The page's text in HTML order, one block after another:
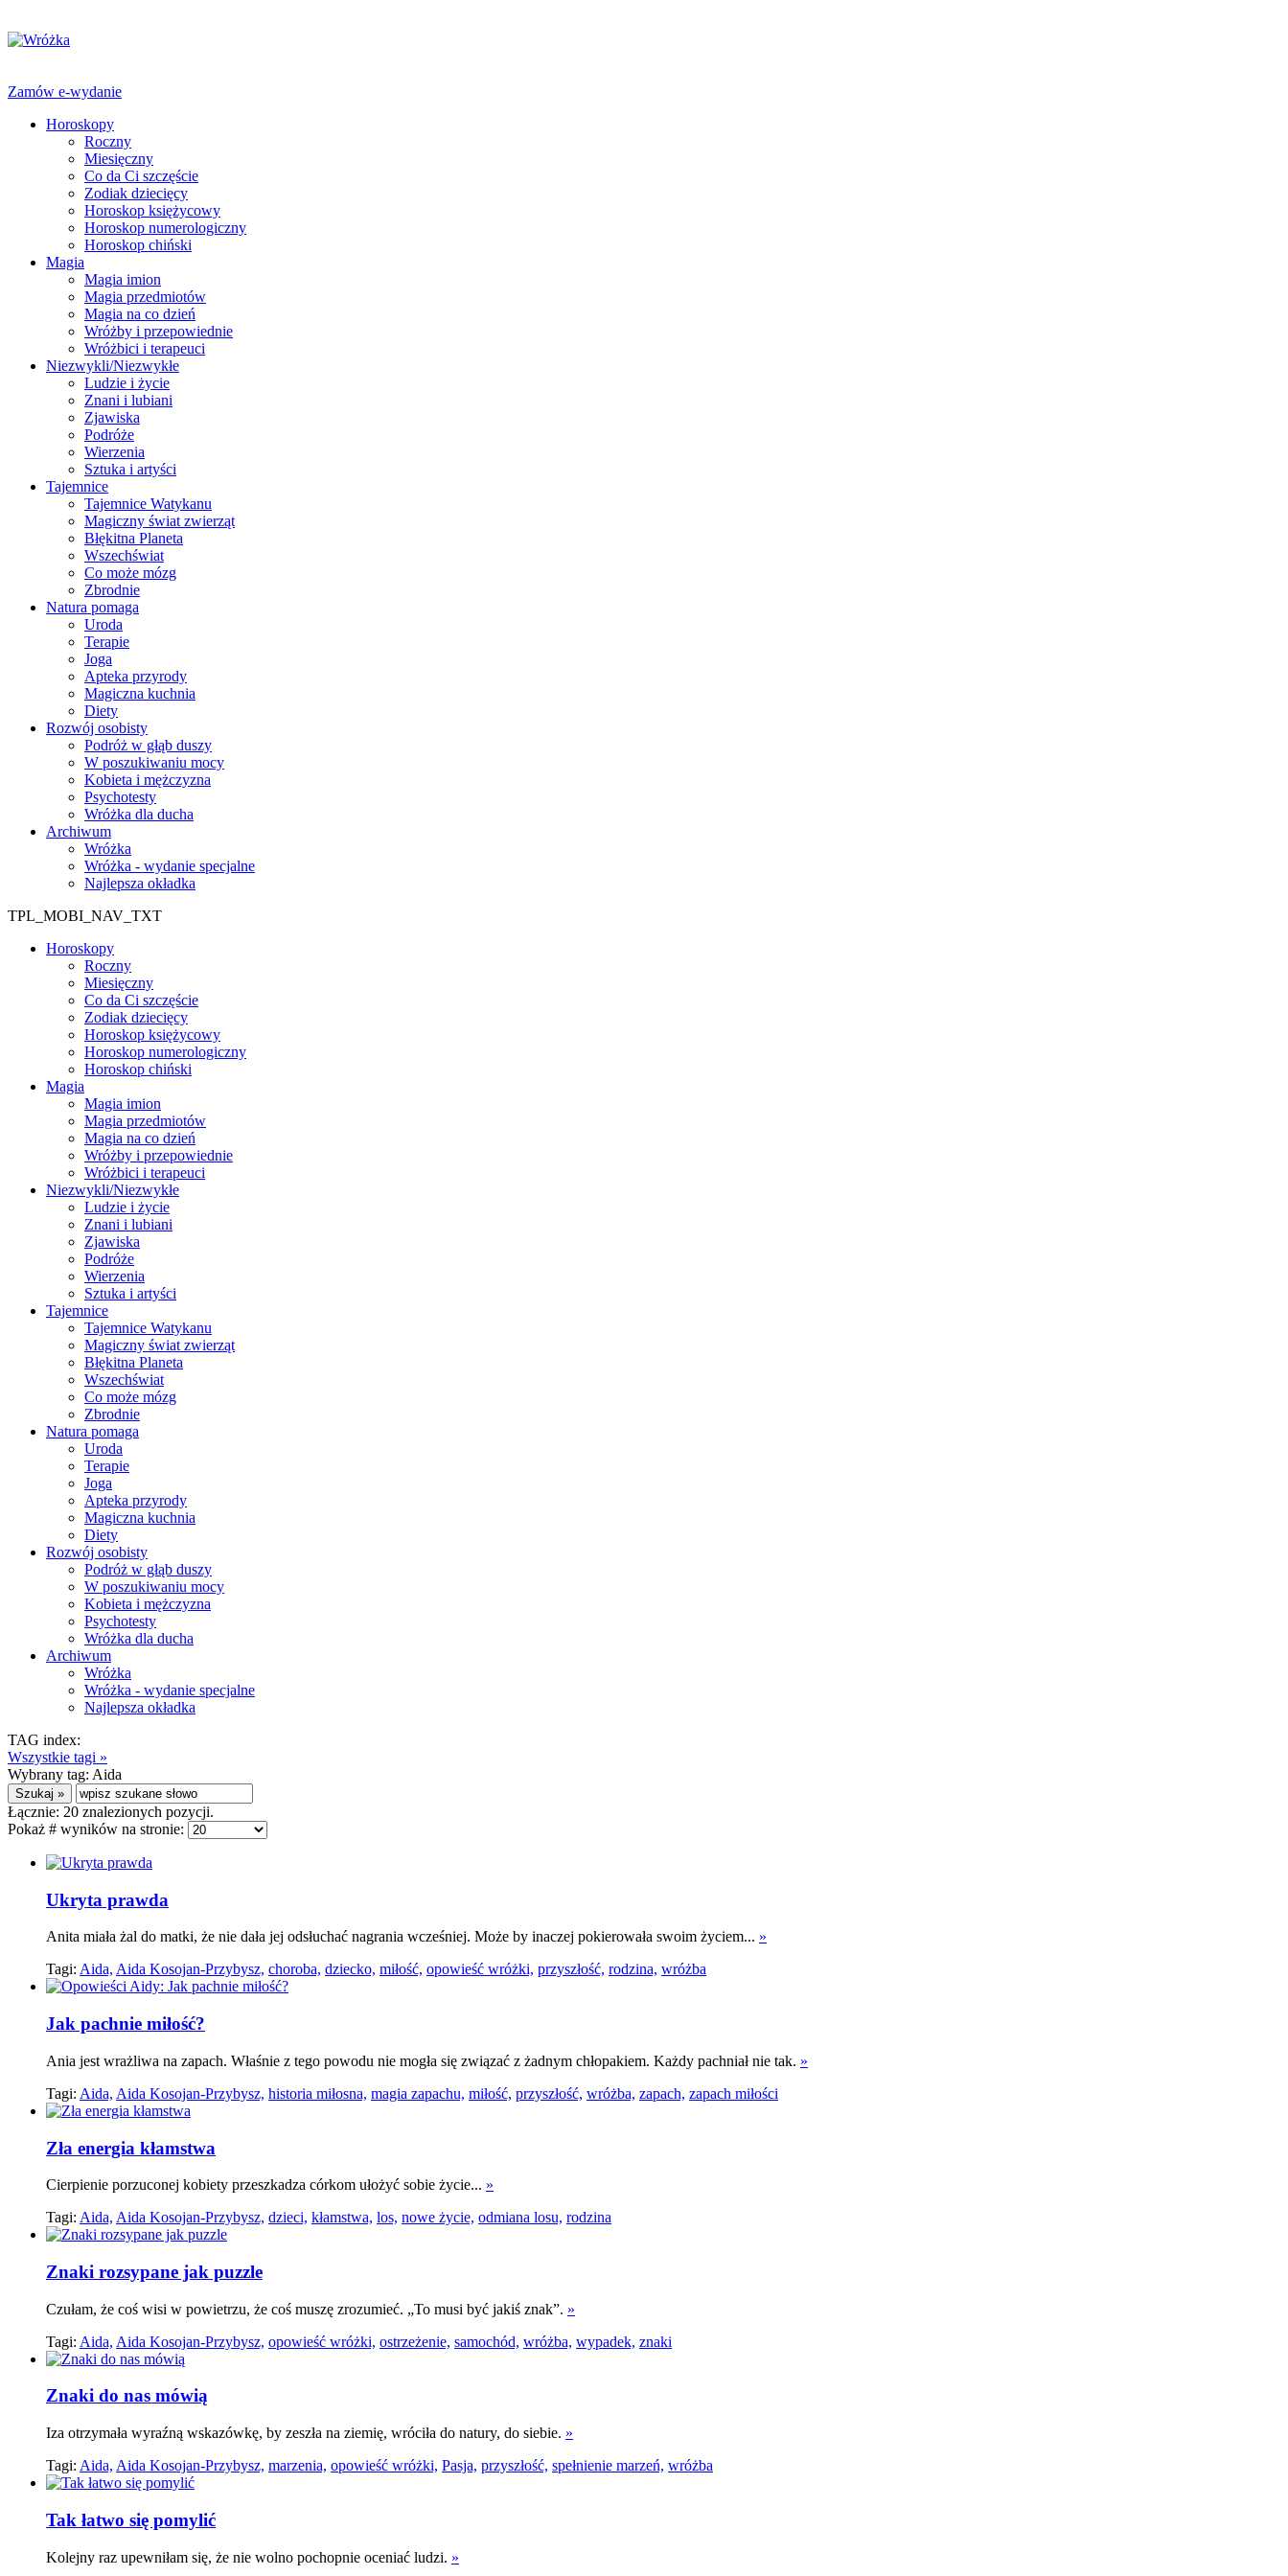
Zamów e-wydanie
Horoskopy
Roczny
Miesięczny
Co da Ci szczęście
Zodiak dziecięcy
Horoskop księżycowy
Horoskop numerologiczny
Horoskop chiński
Magia
Magia imion
Magia przedmiotów
Magia na co dzień
Wróżby i przepowiednie
Wróżbici i terapeuci
Niezwykli/Niezwykłe
Ludzie i życie
Znani i lubiani
Zjawiska
Podróże
Wierzenia
Sztuka i artyści
Tajemnice
Tajemnice Watykanu
Magiczny świat zwierząt
Błękitna Planeta
Wszechświat
Co może mózg
Zbrodnie
Natura pomaga
Uroda
Terapie
Joga
Apteka przyrody
Magiczna kuchnia
Diety
Rozwój osobisty
Podróż w głąb duszy
W poszukiwaniu mocy
Kobieta i mężczyzna
Psychotesty
Wróżka dla ducha
Archiwum
Wróżka
Wróżka - wydanie specjalne
Najlepsza okładka
TPL_MOBI_NAV_TXT
Horoskopy
Roczny
Miesięczny
Co da Ci szczęście
Zodiak dziecięcy
Horoskop księżycowy
Horoskop numerologiczny
Horoskop chiński
Magia
Magia imion
Magia przedmiotów
Magia na co dzień
Wróżby i przepowiednie
Wróżbici i terapeuci
Niezwykli/Niezwykłe
Ludzie i życie
Znani i lubiani
Zjawiska
Podróże
Wierzenia
Sztuka i artyści
Tajemnice
Tajemnice Watykanu
Magiczny świat zwierząt
Błękitna Planeta
Wszechświat
Co może mózg
Zbrodnie
Natura pomaga
Uroda
Terapie
Joga
Apteka przyrody
Magiczna kuchnia
Diety
Rozwój osobisty
Podróż w głąb duszy
W poszukiwaniu mocy
Kobieta i mężczyzna
Psychotesty
Wróżka dla ducha
Archiwum
Wróżka
Wróżka - wydanie specjalne
Najlepsza okładka
TAG index:
Wszystkie tagi »
Wybrany tag: Aida
Łącznie: 20 znalezionych pozycji.
Pokaż # wyników na stronie:
Ukryta prawda
Anita miała żal do matki, że nie dała jej odsłuchać nagrania wcześniej. Może by inaczej pokierowała swoim życiem... »
Tagi: Aida, Aida Kosojan-Przybysz, choroba, dziecko, miłość, opowieść wróżki, przyszłość, rodzina, wróżba
Jak pachnie miłość?
Ania jest wrażliwa na zapach. Właśnie z tego powodu nie mogła się związać z żadnym chłopakiem. Każdy pachniał nie tak. »
Tagi: Aida, Aida Kosojan-Przybysz, historia miłosna, magia zapachu, miłość, przyszłość, wróżba, zapach, zapach miłości
Zła energia kłamstwa
Cierpienie porzuconej kobiety przeszkadza córkom ułożyć sobie życie... »
Tagi: Aida, Aida Kosojan-Przybysz, dzieci, kłamstwa, los, nowe życie, odmiana losu, rodzina
Znaki rozsypane jak puzzle
Czułam, że coś wisi w powietrzu, że coś muszę zrozumieć. „To musi być jakiś znak”. »
Tagi: Aida, Aida Kosojan-Przybysz, opowieść wróżki, ostrzeżenie, samochód, wróżba, wypadek, znaki
Znaki do nas mówią
Iza otrzymała wyraźną wskazówkę, by zeszła na ziemię, wróciła do natury, do siebie. »
Tagi: Aida, Aida Kosojan-Przybysz, marzenia, opowieść wróżki, Pasja, przyszłość, spełnienie marzeń, wróżba
Tak łatwo się pomylić
Kolejny raz upewniłam się, że nie wolno pochopnie oceniać ludzi. »